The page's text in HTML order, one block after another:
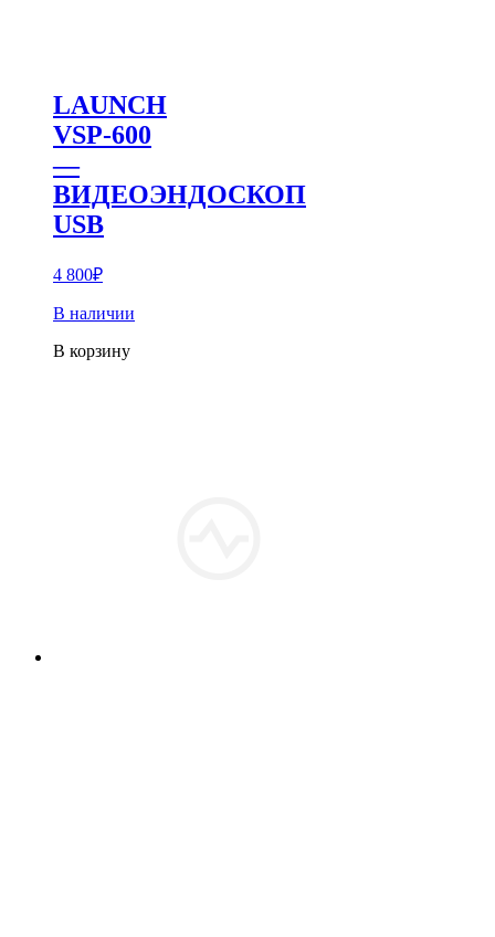
LAUNCH
VSP-600
—
ВИДЕОЭНДОСКОП
USB
4 800₽
В наличии
В корзину